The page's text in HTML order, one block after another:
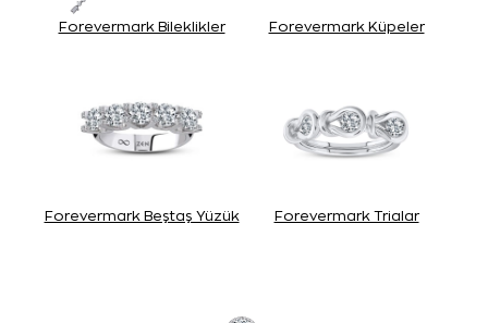
Forevermark Bileklikler Forevermark Küpeler
Forevermark Beştaş Yüzük Forevermark Trialar